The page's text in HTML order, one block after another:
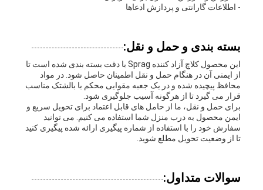
- اطلاعات گارانتی و پردازش ادعاها
بسته بندی و حمل و نقل:
این محصول کلاچ آزاد کننده Sprag با دقت بسته بندی شده است تا
از ایمنی آن در هنگام حمل و نقل اطمینان حاصل شود. در مواد
محافظ پیچیده شده و در یک جعبه مقوایی محکم با بالشتک مناسب
قرار می گیرد تا از هرگونه آسیب جلوگیری شود.
برای حمل و نقل، ما از حامل های قابل اعتماد برای تحویل سریع و
ایمن محصول به درب منزل شما استفاده می کنیم. می توانید
سفارش خود را با استفاده از شماره پیگیری ارائه شده پیگیری کنید
تا از وضعیت تحویل مطلع شوید.
سوالات متداول: